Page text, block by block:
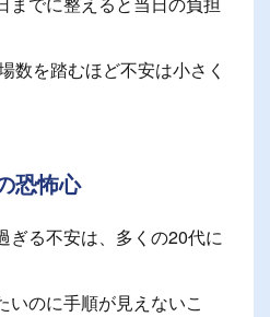
数を踏むほど不安は小さく
恐怖心
ぎる不安は、多くの20代に
いのに手順が見えないこ